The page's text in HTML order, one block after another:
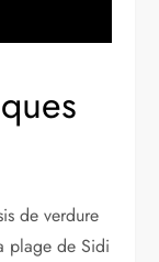
de verdure
plage de Sidi